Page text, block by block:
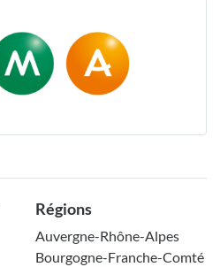
Régions
Auvergne-Rhône-Alpes
Bourgogne-Franche-Comté